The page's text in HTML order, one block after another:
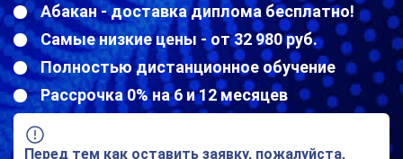
Абакан - доставка диплома бесплатно!
Самые низкие цены - от 32 980 руб.
Полностью дистанционное обучение
Рассрочка 0% на 6 и 12 месяцев
Перед тем как оставить заявку, пожалуйста,